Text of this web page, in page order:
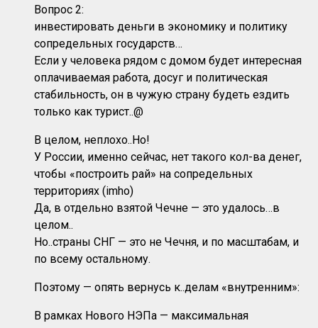
Вопрос 2:
инвестировать деньги в экономику и политику
сопредельных государств…
Если у человека рядом с домом будет интересная
оплачиваемая работа, досуг и политическая
стабильность, он в чужую страну будеть ездить
только как турист..@
В целом, неплохо..Но!
У России, именно сейчас, нет такого кол-ва денег,
чтобы «построить рай» на сопредельных
территориях (imho)
Да, в отдельно взятой Чечне — это удалось…в
целом..
Но..страны СНГ — это не Чечня, и по масштабам, и
по всему остальному.
Поэтому — опять вернусь к..делам «внутренним»:
В рамках Нового НЭПа — максимальная